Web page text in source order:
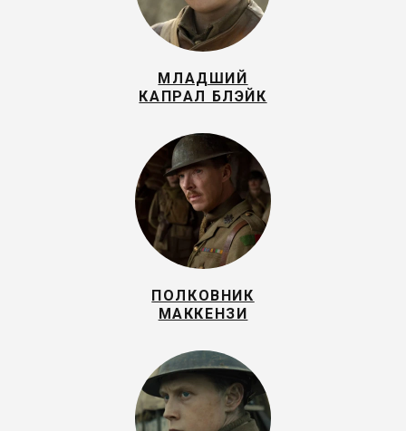
МЛАДШИЙ
КАПРАЛ БЛЭЙК
ПОЛКОВНИК
МАККЕНЗИ